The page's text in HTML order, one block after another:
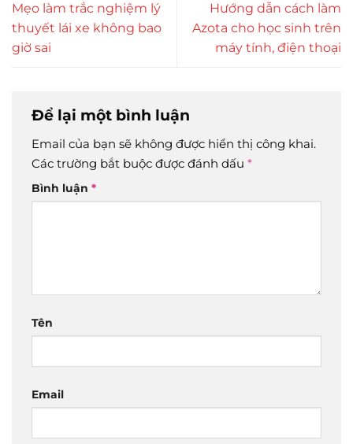
Mẹo làm trắc nghiệm lý
thuyết lái xe không bao
giờ sai
Hướng dẫn cách làm
Azota cho học sinh trên
máy tính, điện thoại
Để lại một bình luận
Email của bạn sẽ không được hiển thị công khai.
Các trường bắt buộc được đánh dấu *
Bình luận *
Tên
Email